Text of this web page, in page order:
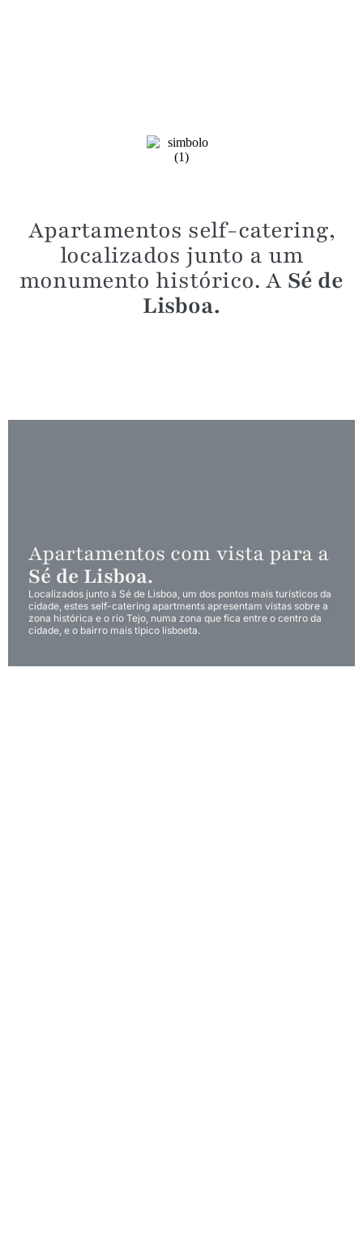
Apartamentos self-catering,
localizados junto a um
monumento histórico. A Sé de
Lisboa.
Apartamentos com vista para a
Sé de Lisboa.
Localizados junto à Sé de Lisboa, um dos pontos mais turísticos da
cidade, estes self-catering apartments apresentam vistas sobre a
zona histórica e o rio Tejo, numa zona que fica entre o centro da
cidade, e o bairro mais típico lisboeta.